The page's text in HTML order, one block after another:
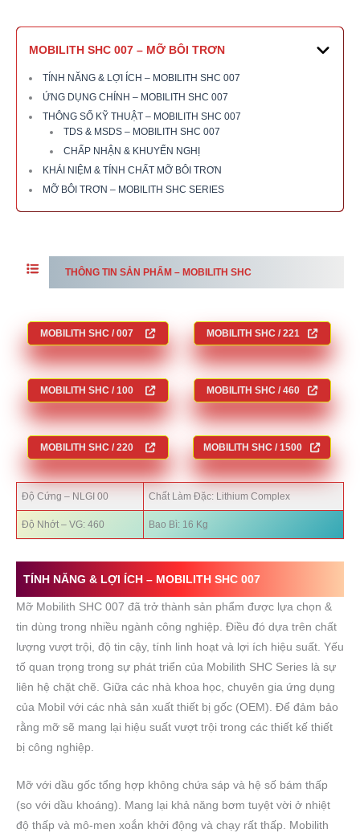
MOBILITH SHC 007 – MỠ BÔI TRƠN
TÍNH NĂNG & LỢI ÍCH – MOBILITH SHC 007
ỨNG DỤNG CHÍNH – MOBILITH SHC 007
THÔNG SỐ KỸ THUẬT – MOBILITH SHC 007
TDS & MSDS – MOBILITH SHC 007
CHẤP NHẬN & KHUYẾN NGHỊ
KHÁI NIỆM & TÍNH CHẤT MỠ BÔI TRƠN
MỠ BÔI TRƠN – MOBILITH SHC SERIES
THÔNG TIN SẢN PHẨM – MOBILITH SHC
MOBILITH SHC / 007 MOBILITH SHC / 221
MOBILITH SHC / 100 MOBILITH SHC / 460
MOBILITH SHC / 220 MOBILITH SHC / 1500
Độ Cứng – NLGI 00 Chất Làm Đặc: Lithium Complex
Độ Nhớt – VG: 460 Bao Bì: 16 Kg
TÍNH NĂNG & LỢI ÍCH – MOBILITH SHC 007
Mỡ Mobilith SHC 007 đã trở thành sản phẩm được lựa chọn &
tin dùng trong nhiều ngành công nghiệp. Điều đó dựa trên chất
lượng vượt trội, độ tin cậy, tính linh hoạt và lợi ích hiệu suất. Yếu
tố quan trọng trong sự phát triển của Mobilith SHC Series là sự
liên hệ chặt chẽ. Giữa các nhà khoa học, chuyên gia ứng dụng
của Mobil với các nhà sản xuất thiết bị gốc (OEM). Để đảm bảo
rằng mỡ sẽ mang lại hiệu suất vượt trội trong các thiết kế thiết
bị công nghiệp.
Mỡ với dầu gốc tổng hợp không chứa sáp và hệ số bám thấp
(so với dầu khoáng). Mang lại khả năng bơm tuyệt vời ở nhiệt
độ thấp và mô-men xoắn khởi động và chạy rất thấp. Mobilith